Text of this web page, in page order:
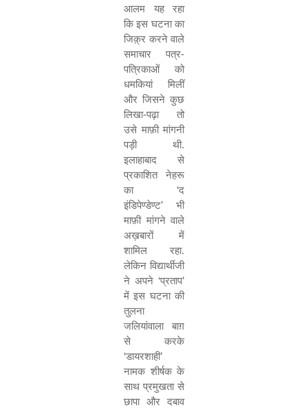
आलम यह रहा
कि इस घटना का
जिक़्र करने वाले
समाचार पत्र-
पत्रिकाओं को
धमकियां मिलीं
और जिसने कुछ
लिखा-पढ़ा तो
उसे माफ़ी मांगनी
पड़ी थी.
इलाहाबाद से
प्रकाशित नेहरू
का ‘द
इंडिपेण्डेण्ट’ भी
माफ़ी मांगने वाले
अख़बारों में
शामिल रहा.
लेकिन विद्यार्थीजी
ने अपने ‘प्रताप’
में इस घटना की
तुलना
जलियांवाला बाग़
से करके
‘डायरशाही’
नामक शीर्षक के
साथ प्रमुखता से
छापा और दबाव